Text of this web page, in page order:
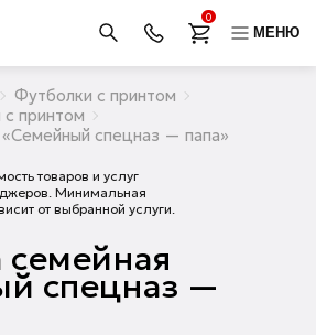
0
МЕНЮ
Футболки с принтом
принтом
спецназ — папа»
товаров и услуг
Минимальная
от выбранной услуги.
спецназ —